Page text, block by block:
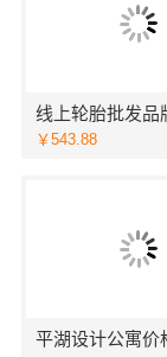
￥543.88